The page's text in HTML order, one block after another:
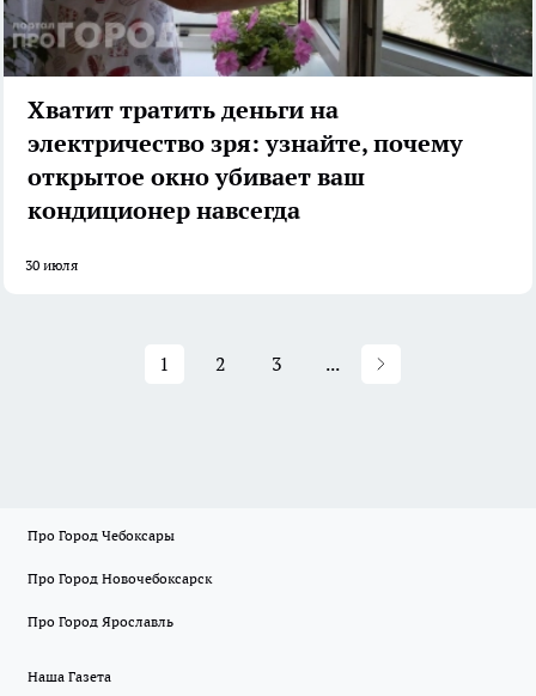
Хватит тратить деньги на
электричество зря: узнайте, почему
открытое окно убивает ваш
кондиционер навсегда
30 июля
1 2 3 ...
Про Город Чебоксары
Про Город Новочебоксарск
Про Город Ярославль
Наша Газета